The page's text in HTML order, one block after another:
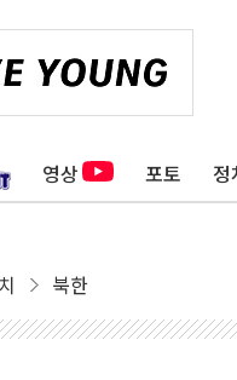
영상 포토 정
북한